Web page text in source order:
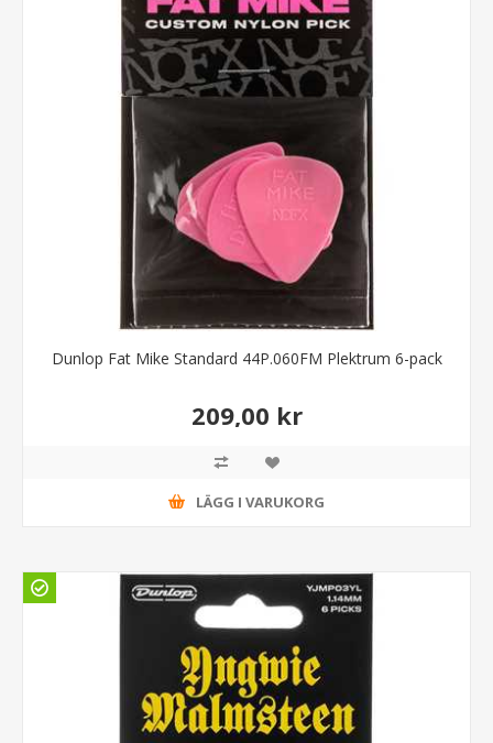
Dunlop Fat Mike Standard 44P.060FM Plektrum 6-pack
209,00 kr
LÄGG I VARUKORG